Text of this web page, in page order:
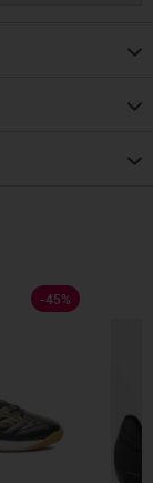
-45%